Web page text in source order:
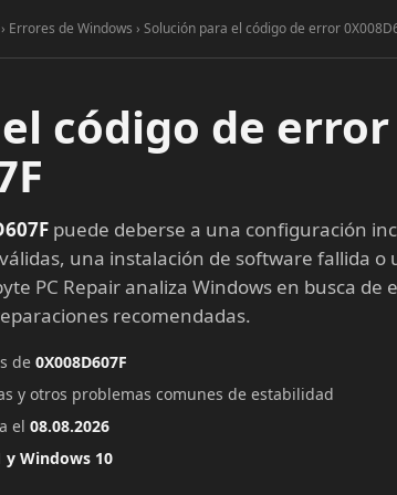
Errores de Windows › Solución para el código de error
código de error
puede deberse a una configuración
una instalación de software fallida o
PC Repair analiza Windows en busca de
recomendadas.
de 0X008D607F
y otros problemas comunes de estabilidad
el 08.08.2026
y Windows 10